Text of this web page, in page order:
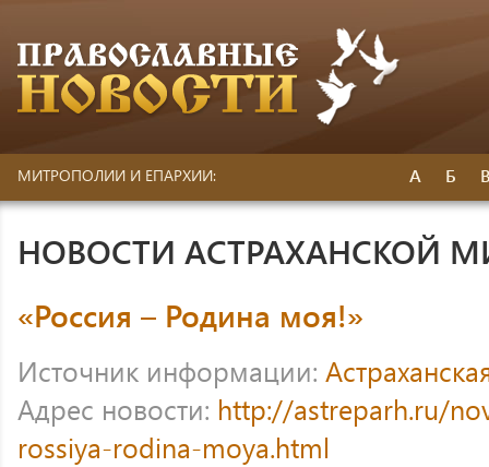
МИТРОПОЛИИ И ЕПАРХИИ: А Б
НОВОСТИ АСТРАХАНСКОЙ
«Россия – Родина моя!»
Источник информации:
Адрес новости: http://astreparh.ru/
rossiya-rodina-moya.html